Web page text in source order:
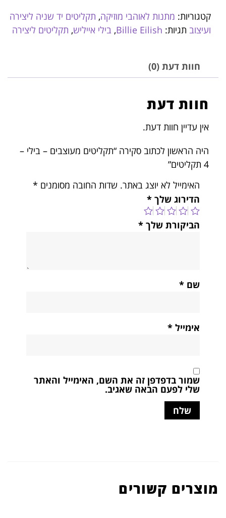
קטגוריות: מתנות לאוהבי מוזיקה, תקליטים יד שניה ליצירה
ועיצוב תגיות: Billie Eilish
, בילי אייליש, תקליטים ליצירה
חוות דעת (0)
חוות דעת
אין עדיין חוות דעת.
היה הראשון לכתוב סקירה “תקליטים מעוצבים – בילי –
4 תקליטים”
האימייל לא יוצג באתר. שדות החובה מסומנים *
הדירוג שלך *
הביקורת שלך *
שם *
אימייל *
שמור בדפדפן זה את השם, האימייל והאתר
שלי לפעם הבאה שאגיב.
מוצרים קשורים